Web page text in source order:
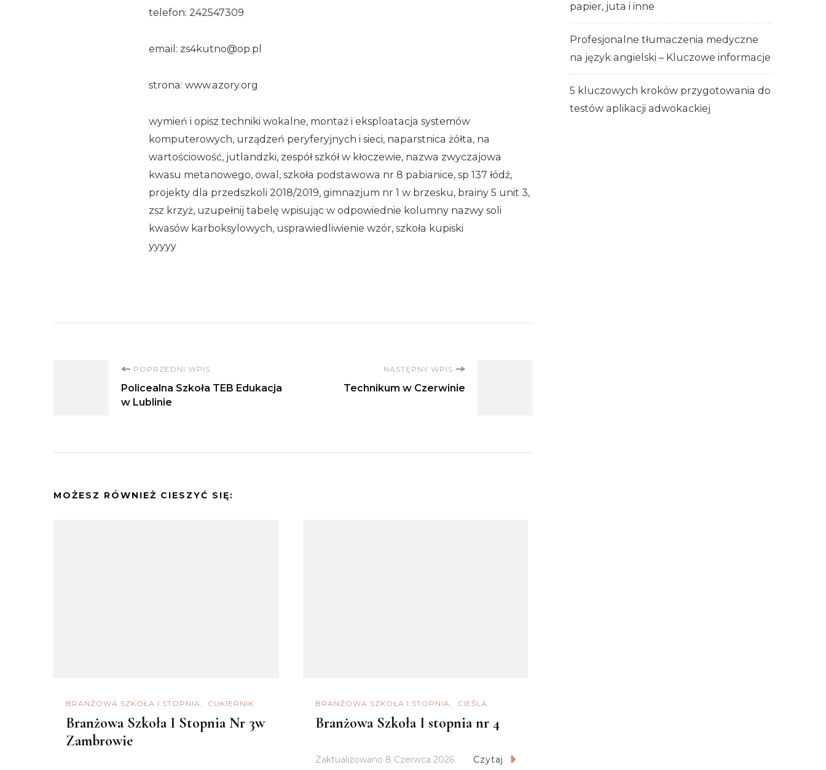
telefon: 242547309
email: zs4kutno@op.pl
strona: www.azory.org
wymień i opisz techniki wokalne, montaż i eksploatacja systemów
komputerowych, urządzeń peryferyjnych i sieci, naparstnica żółta, na
wartościowość, jutlandzki, zespół szkół w kłoczewie, nazwa zwyczajowa
kwasu metanowego, owal, szkoła podstawowa nr 8 pabianice, sp 137 łódź,
projekty dla przedszkoli 2018/2019, gimnazjum nr 1 w brzesku, brainy 5 unit 3,
zsz krzyż, uzupełnij tabelę wpisując w odpowiednie kolumny nazwy soli
kwasów karboksylowych, usprawiedliwienie wzór, szkoła kupiski
yyyyy
Nawigacja
wpisu
POPRZEDNI WPIS
Policealna Szkoła TEB Edukacja
w Lublinie
NASTĘPNY WPIS
Technikum w Czerwinie
MOŻESZ RÓWNIEŻ CIESZYĆ SIĘ:
BRANŻOWA SZKOŁA I STOPNIA CUKIERNIK
Branżowa Szkoła I Stopnia Nr 3w
Zambrowie
BRANŻOWA SZKOŁA I STOPNIA CIEŚLA
Branżowa Szkoła I stopnia nr 4
Zaktualizowano 8 Czerwca 2026 Czytaj
papier, juta i inne
Profesjonalne tłumaczenia medyczne
na język angielski – Kluczowe informacje
5 kluczowych kroków przygotowania do
testów aplikacji adwokackiej